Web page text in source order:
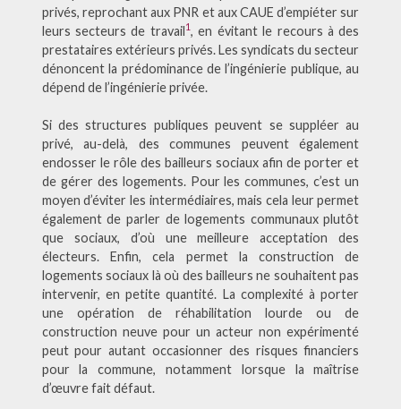
privés, reprochant aux PNR et aux CAUE d’empiéter sur
leurs secteurs de travail1, en évitant le recours à des
prestataires extérieurs privés. Les syndicats du secteur
dénoncent la prédominance de l’ingénierie publique, au
dépend de l’ingénierie privée.
Si des structures publiques peuvent se suppléer au
privé, au-delà, des communes peuvent également
endosser le rôle des bailleurs sociaux afin de porter et
de gérer des logements. Pour les communes, c’est un
moyen d’éviter les intermédiaires, mais cela leur permet
également de parler de logements communaux plutôt
que sociaux, d’où une meilleure acceptation des
électeurs. Enfin, cela permet la construction de
logements sociaux là où des bailleurs ne souhaitent pas
intervenir, en petite quantité. La complexité à porter
une opération de réhabilitation lourde ou de
construction neuve pour un acteur non expérimenté
peut pour autant occasionner des risques financiers
pour la commune, notamment lorsque la maîtrise
d’œuvre fait défaut.